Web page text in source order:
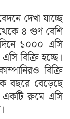
দেখা যাচ্ছে
৪ গুণ বেশি
১০০০ এসি
বিক্রি হচ্ছে।
বিক্রি
বছরে বেড়েছে
একটি রুমে এসি